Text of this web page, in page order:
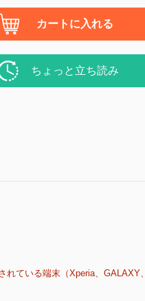
カートに入れる
ちょっと立ち読み
ている端末（Xperia、GALAXY、